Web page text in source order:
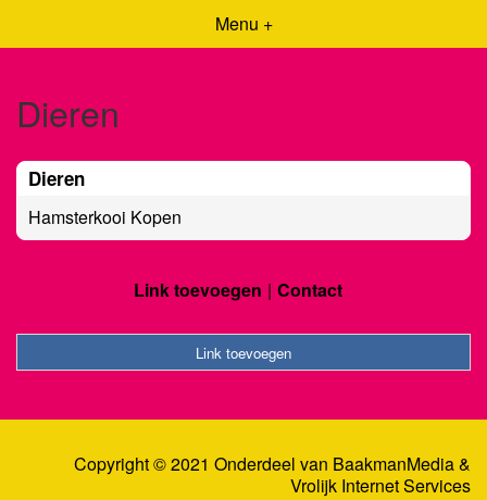
Menu +
Dieren
Dieren
Hamsterkooi Kopen
Link toevoegen Contact
Link toevoegen
Copyright © 2021 Onderdeel van BaakmanMedia&
Vrolijk Internet Services